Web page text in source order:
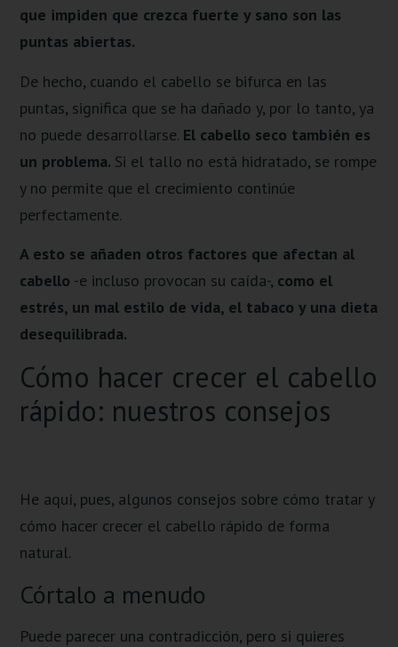
que impiden que crezca fuerte y sano son las
puntas abiertas.
De hecho, cuando el cabello se bifurca en las
puntas, significa que se ha dañado y, por lo tanto, ya
no puede desarrollarse. El cabello seco también es
un problema. Si el tallo no está hidratado, se rompe
y no permite que el crecimiento continúe
perfectamente.
A esto se añaden otros factores que afectan al
cabello -e incluso provocan su caída-, como el
estrés, un mal estilo de vida, el tabaco y una dieta
desequilibrada.
Cómo hacer crecer el cabello
rápido: nuestros consejos
He aquí, pues, algunos consejos sobre cómo tratar y
cómo hacer crecer el cabello rápido de forma
natural.
Córtalo a menudo
Puede parecer una contradicción, pero si quieres